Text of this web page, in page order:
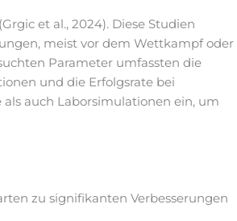
et al., 2024). Diese Studien
meist vor dem Wettkampf oder
Parameter umfassten die
und die Erfolgsrate bei
auch Laborsimulationen ein, um
zu signifikanten Verbesserungen